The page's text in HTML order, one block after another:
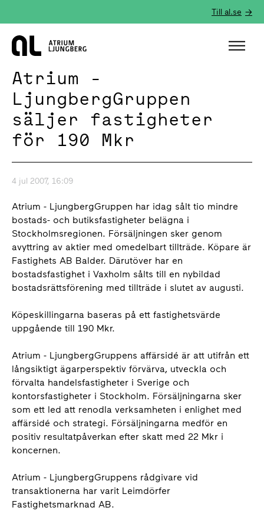
Till al.se
Hem
Atrium -
LjungbergGruppen
säljer fastigheter
för 190 Mkr
4 jul 2007, 16:09
Atrium - LjungbergGruppen har idag sålt tio mindre
bostads- och butiksfastigheter belägna i
Stockholmsregionen. Försäljningen sker genom
avyttring av aktier med omedelbart tillträde. Köpare är
Fastighets AB Balder. Därutöver har en
bostadsfastighet i Vaxholm sålts till en nybildad
bostadsrättsförening med tillträde i slutet av augusti.
Köpeskillingarna baseras på ett fastighetsvärde
uppgående till 190 Mkr.
Atrium - LjungbergGruppens affärsidé är att utifrån ett
långsiktigt ägarperspektiv förvärva, utveckla och
förvalta handelsfastigheter i Sverige och
kontorsfastigheter i Stockholm. Försäljningarna sker
som ett led att renodla verksamheten i enlighet med
affärsidé och strategi. Försäljningarna medför en
positiv resultatpåverkan efter skatt med 22 Mkr i
koncernen.
Atrium - LjungbergGruppens rådgivare vid
transaktionerna har varit Leimdörfer
Fastighetsmarknad AB.